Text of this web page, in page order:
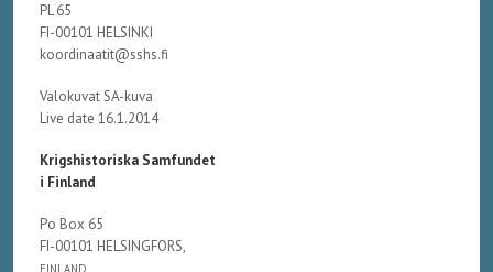
PL 65
FI-00101 HELSINKI
koordinaatit@sshs.fi
Valokuvat SA-kuva
Live date 16.1.2014
Krigshistoriska Samfundet
i Finland
Po Box 65
FI-00101 HELSINGFORS,
FINLAND